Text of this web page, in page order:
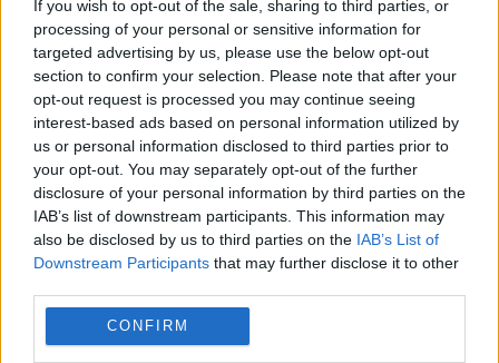
If you wish to opt-out of the sale, sharing to third parties, or
processing of your personal or sensitive information for
targeted advertising by us, please use the below opt-out
section to confirm your selection. Please note that after your
opt-out request is processed you may continue seeing
interest-based ads based on personal information utilized by
us or personal information disclosed to third parties prior to
your opt-out. You may separately opt-out of the further
disclosure of your personal information by third parties on the
IAB’s list of downstream participants. This information may
also be disclosed by us to third parties on the IAB’s List of
Downstream Participants that may further disclose it to other
CONFIRM